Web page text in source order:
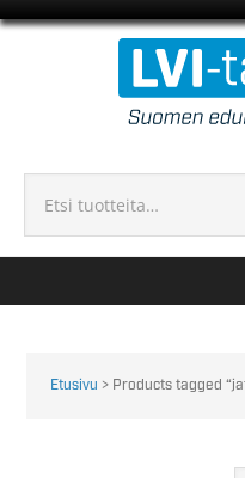
Etusivu > Products tagged